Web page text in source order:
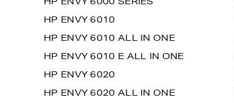
HP ENVY 6010
HP ENVY 6010 ALL IN ONE
HP ENVY 6010 E ALL IN ONE
HP ENVY 6020
HP ENVY 6020 ALL IN ONE